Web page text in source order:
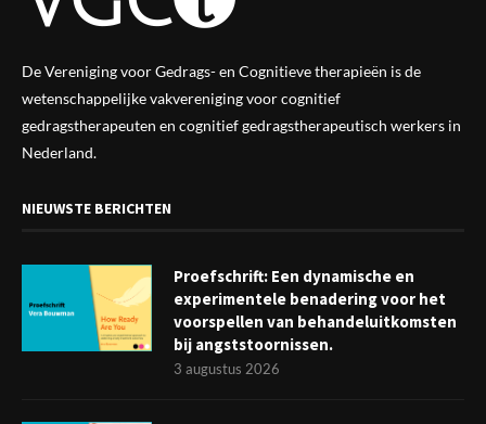
De Vereniging voor Gedrags- en Cognitieve therapieën is de
wetenschappelijke vakverenigingvoor cognitief
gedragstherapeuten en cognitief gedragstherapeutisch werkers in
Nederland.
NIEUWSTE BERICHTEN
Proefschrift: Een dynamische en
experimentele benadering voor het
voorspellen van behandeluitkomsten
bij angststoornissen.
3 augustus 2026